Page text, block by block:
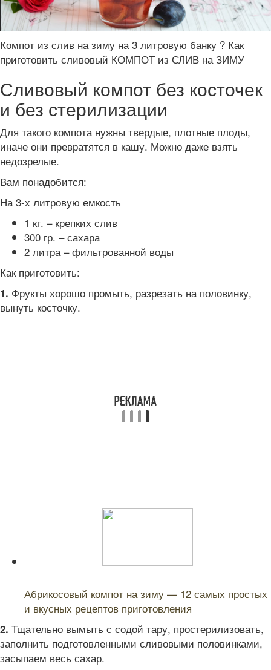
Компот из слив на зиму на 3 литровую банку ? Как
приготовить сливовый КОМПОТ из СЛИВ на ЗИМУ
Сливовый компот без косточек
и без стерилизации
Для такого компота нужны твердые, плотные плоды,
иначе они превратятся в кашу. Можно даже взять
недозрелые.
Вам понадобится:
На 3-х литровую емкость
1 кг. – крепких слив
300 гр. – сахара
2 литра – фильтрованной воды
Как приготовить:
1. Фрукты хорошо промыть, разрезать на половинку,
вынуть косточку.
Абрикосовый компот на зиму — 12 самых простых
и вкусных рецептов приготовления
2. Тщательно вымыть с содой тару, простерилизовать,
заполнить подготовленными сливовыми половинками,
засыпаем весь сахар.